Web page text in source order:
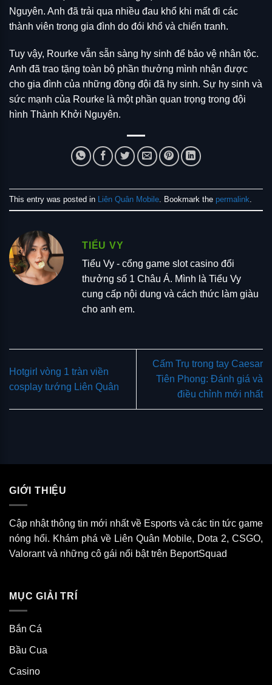
Nguyên. Anh đã trải qua nhiều đau khổ khi mất đi các
thành viên trong gia đình do đói khổ và chiến tranh.
Tuy vậy, Rourke vẫn sẵn sàng hy sinh để bảo vệ nhân tộc.
Anh đã trao tặng toàn bộ phần thưởng mình nhận được
cho gia đình của những đồng đội đã hy sinh. Sự hy sinh và
sức mạnh của Rourke là một phần quan trọng trong đội
hình Thành Khởi Nguyên.
This entry was posted in Liên Quân Mobile . Bookmark the permalink
TIỂU VY
Tiểu Vy - cổng game slot casino đổi
thưởng số 1 Châu Á. Mình là Tiểu Vy
cung cấp nội dung và cách thức làm giàu
cho anh em.
Hotgirl vòng 1 tràn viền
cosplay tướng Liên Quân
Cấm Trụ trong tay Caesar
Tiên Phong: Đánh giá và
điều chỉnh mới nhất
GIỚI THIỆU
Cập nhật thông tin mới nhất về Esports và các tin tức game
nóng hổi. Khám phá về Liên Quân Mobile, Dota 2, CSGO,
Valorant và những cô gái nổi bật trên BeportSquad
MỤC GIẢI TRÍ
Bắn Cá
Bầu Cua
Casino